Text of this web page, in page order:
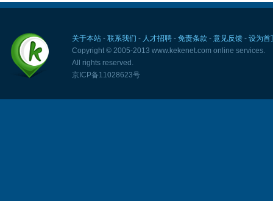
关于本站- 联系我们 - 人才招聘- 免责条款 - 意见反馈- 设为首
Copyright © 2005-2013 www.kekenet.com online services.
All rights reserved.
京ICP备11028623号